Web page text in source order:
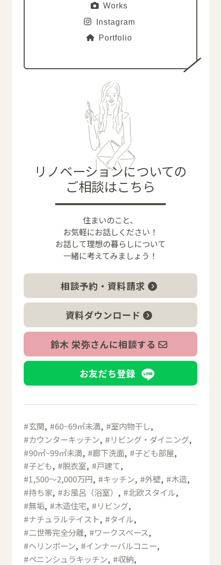
Works
Instagram
Portfolio
リノベーションについての
ご相談はこちら
住まいのこと、
お気軽にお話しください！
お話して理想の暮らしについて
一緒に考えてみましょう！
相談予約・資料請求
資料ダウンロード
鈴木 栄弥さんに相談する
お友だち登録
玄関 60~69㎡未満
室内物干し
カウンターキッチン
リビング・ダイニング
90㎡~99㎡未満
廊下洗面
子ども部屋
子ども
脱衣室
戸建て
1,500～2,000万円
キッチン 外壁
木造
持ち家
お風呂（浴室）
北欧スタイル
無垢
木造住宅
リビング
ナチュラルテイスト
タイル
二世帯完全分離
ワークスペース
ヘリンボーン
インナーバルコニー
ペニンシュラキッチン
収納